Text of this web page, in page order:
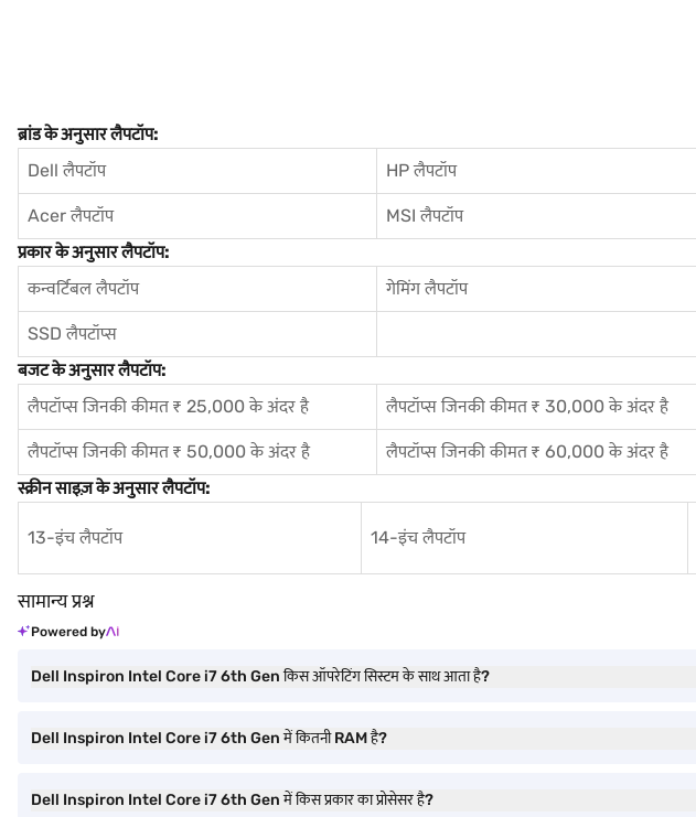
ब्रांड के अनुसार लैपटॉप:
Dell लैपटॉप
HP लैपटॉप
Acer लैपटॉप MSI लैपटॉप
प्रकार के अनुसार लैपटॉप:
कन्वर्टिबल लैपटॉप
गेमिंग लैपटॉप
SSD लैपटॉप्स
बजट के अनुसार लैपटॉप:
लैपटॉप्स जिनकी कीमत ₹ 25,000 के अंदर है
लैपटॉप्स जिनकी कीमत ₹ 30,000 के अंदर है
लैपटॉप्स जिनकी कीमत ₹ 50,000 के अंदर है लैपटॉप्स जिनकी कीमत ₹ 60,000 के अंदर है
स्क्रीन साइज़ के अनुसार लैपटॉप:
13-इंच लैपटॉप 14-इंच लैपटॉप
सामान्य प्रश्न
Powered by
Dell Inspiron Intel Core i7 6th Gen किस ऑपरेटिंग सिस्टम के साथ आता है?
Dell Inspiron Intel Core i7 6th Gen में कितनी RAM है?
Dell Inspiron Intel Core i7 6th Gen में किस प्रकार का प्रोसेसर है?